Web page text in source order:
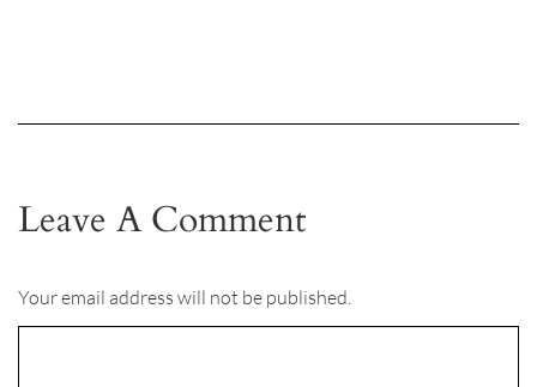
Leave A Comment
Your email address will not be published.